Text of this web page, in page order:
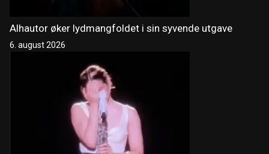
Alhautor øker lydmangfoldet i sin syvende utgave
6. august 2026